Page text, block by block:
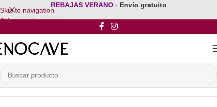
Skip to navigation
Skip to main content
REBAJAS VERANO - Envío gratuito
Inicio/Por Tipo de Botellero/Botellero Grande